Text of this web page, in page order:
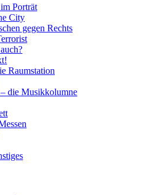
Porträt
City
gegen Rechts
Raumstation
die Musikkolumne